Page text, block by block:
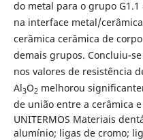
do metal para o grupo
na interface metal/
cerâmica cerâmica de
demais grupos. Concluiu-
nos valores de resistência
Al3O2 melhorou
de união entre a cerâmica
UNITERMOS Materiais
alumínio; ligas de cromo;